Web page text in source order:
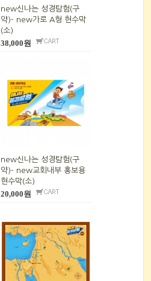
new신나는 성경탐험(구
약)- new가로 A형 현수막
(소)
38,000원
new신나는 성경탐험(구
약)- new교회내부 홍보용
현수막(소)
20,000원